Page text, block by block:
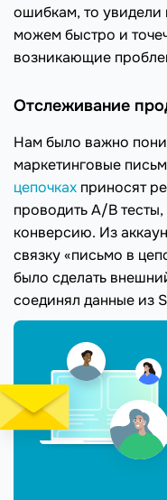
ошибкам, то увидели
можем быстро и
возникающие
Отслеживание
Нам было важно
маркетинговые
цепочках приносят
проводить А/В
конверсию. Из
связку «письмо в
было сделать
соединял данные из